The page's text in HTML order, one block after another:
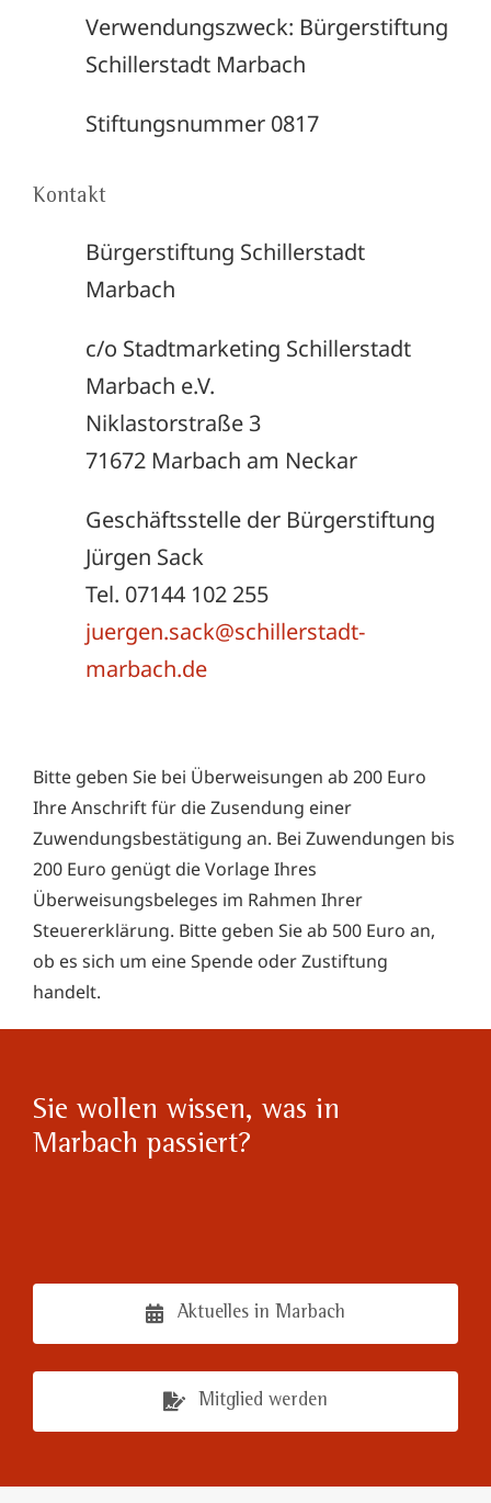
Verwendungszweck: Bürgerstiftung
Schillerstadt Marbach
Stiftungsnummer 0817
Kontakt
Bürgerstiftung Schillerstadt
Marbach
c/o Stadtmarketing Schillerstadt
Marbach e.V.
Niklastorstraße 3
71672 Marbach am Neckar
Geschäftsstelle der Bürgerstiftung
Jürgen Sack
Tel. 07144 102 255
juergen.sack@schillerstadt-
marbach.de
Bitte geben Sie bei Überweisungen ab 200 Euro
Ihre Anschrift für die Zusendung einer
Zuwendungsbestätigung an. Bei Zuwendungen bis
200 Euro genügt die Vorlage Ihres
Überweisungsbeleges im Rahmen Ihrer
Steuererklärung. Bitte geben Sie ab 500 Euro an,
ob es sich um eine Spende oder Zustiftung
handelt.
Sie wollen wissen, was in
Marbach passiert?
Aktuelles in Marbach
Mitglied werden